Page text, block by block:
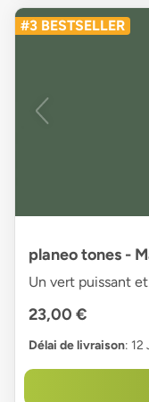
#3 BESTSELLER
planeo tones -
Un vert puissant
23,00 €
Délai de livraison: 12